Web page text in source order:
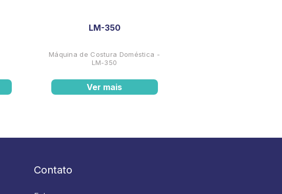
LM-350
Máquina de Costura Doméstica -
LM-350
Ver mais
Contato